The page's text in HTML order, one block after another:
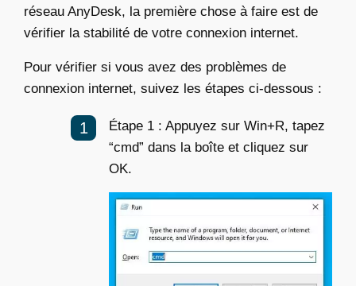
réseau AnyDesk, la première chose à faire est de
vérifier la stabilité de votre connexion internet.
Pour vérifier si vous avez des problèmes de
connexion internet, suivez les étapes ci-dessous :
Étape 1 : Appuyez sur Win+R, tapez
“cmd” dans la boîte et cliquez sur
OK.